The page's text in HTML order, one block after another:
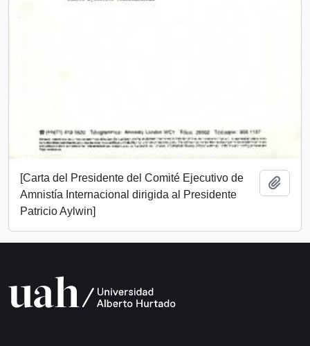
[Carta del Presidente del Comité Ejecutivo de
Amnistía Internacional dirigida al Presidente
Patricio Aylwin]